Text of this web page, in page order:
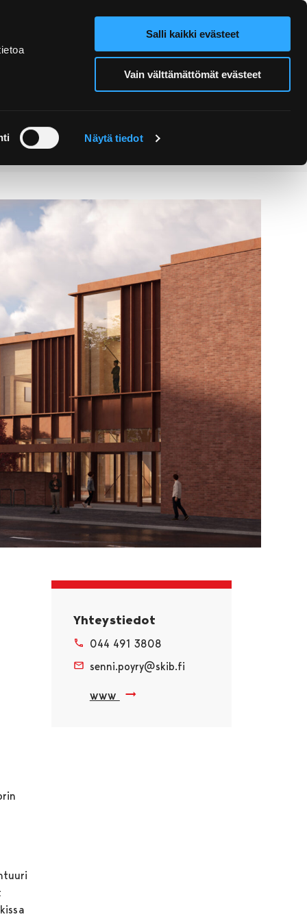
Näytä tiedot
Salli kaikki evästeet
Vain välttämättömät evästeet
Hae sivustolta
Yhteystiedot
044 491 3808
senni.poyry@skib.fi
www